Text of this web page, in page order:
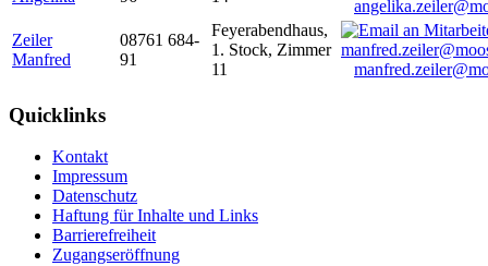
Zeiler
Manfred
08761 684-
91
Feyerabendhaus,
1. Stock, Zimmer
11
Quicklinks
Kontakt
Impressum
Datenschutz
Haftung für Inhalte und Links
Barrierefreiheit
Zugangseröffnung